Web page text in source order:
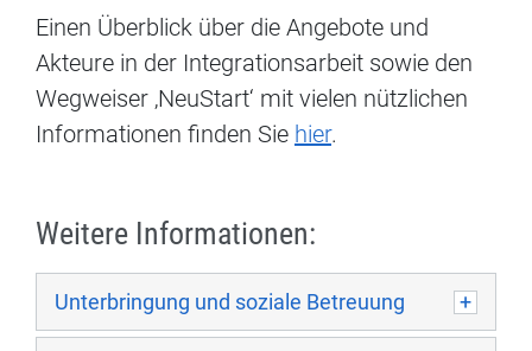
Einen Überblick über die Angebote und
Akteure in der Integrationsarbeit sowie den
Wegweiser ‚NeuStart‘ mit vielen nützlichen
Informationen finden Sie hier.
Weitere Informationen:
Unterbringung und soziale Betreuung